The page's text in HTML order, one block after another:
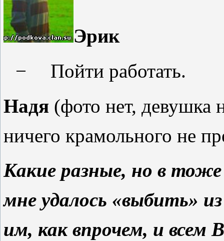
Эрик
−
Пойти работать.
Надя (фото нет, девушка
ничего крамольного не
Какие разные, но в
мне удалось «выбить»
им, как впрочем, и всем